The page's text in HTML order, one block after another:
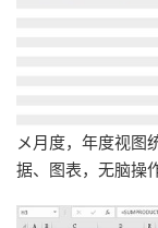
メ月度，年度视图
据、图表，无脑操